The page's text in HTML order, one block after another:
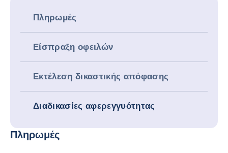
Πληρωμές
Είσπραξη οφειλών
Εκτέλεση δικαστικής απόφασης
Διαδικασίες αφερεγγυότητας
Πληρωμές